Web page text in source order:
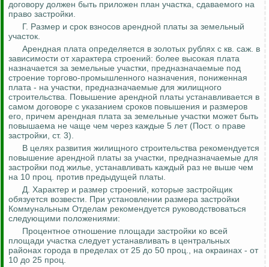
договору должен быть приложен план участка, сдаваемого на
право застройки.
Г. Размер и срок взносов арендной платы за земельный
участок.
Арендная плата определяется в золотых рублях с кв. саж. в
зависимости от характера строений: более высокая плата
назначается за земельные участки, предназначаемые под
строение торгово-промышленного назначения, пониженная
плата - на участки, предназначаемые для жилищного
строительства. Повышение арендной платы устанавливается в
самом договоре с указанием сроков повышения и размеров
его, причем арендная плата за земельные участки может быть
повышаема не чаще чем через каждые 5 лет (Пост. о праве
застройки, ст. 3).
В целях развития жилищного строительства рекомендуется
повышение арендной платы за участки, предназначаемые для
застройки под жилье, устанавливать каждый раз не выше чем
на 10 проц. против предыдущей платы.
Д. Характер и размер строений, которые застройщик
обязуется возвести. При установлении размера застройки
Коммунальным Отделам рекомендуется руководствоваться
следующими положениями:
Процентное отношение площади застройки ко всей
площади участка следует устанавливать в центральных
районах города в пределах от 25 до 50 проц., на окраинах - от
10 до 25 проц.